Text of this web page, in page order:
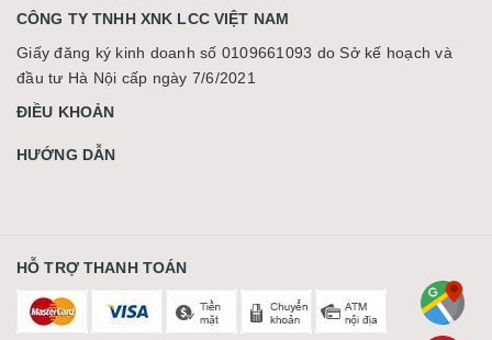
CÔNG TY TNHH XNK LCC VIỆT NAM
Giấy đăng ký kinh doanh số 0109661093 do Sở kế hoạch và
đầu tư Hà Nội cấp ngày 7/6/2021
ĐIỀU KHOẢN
HƯỚNG DẪN
HỖ TRỢ THANH TOÁN